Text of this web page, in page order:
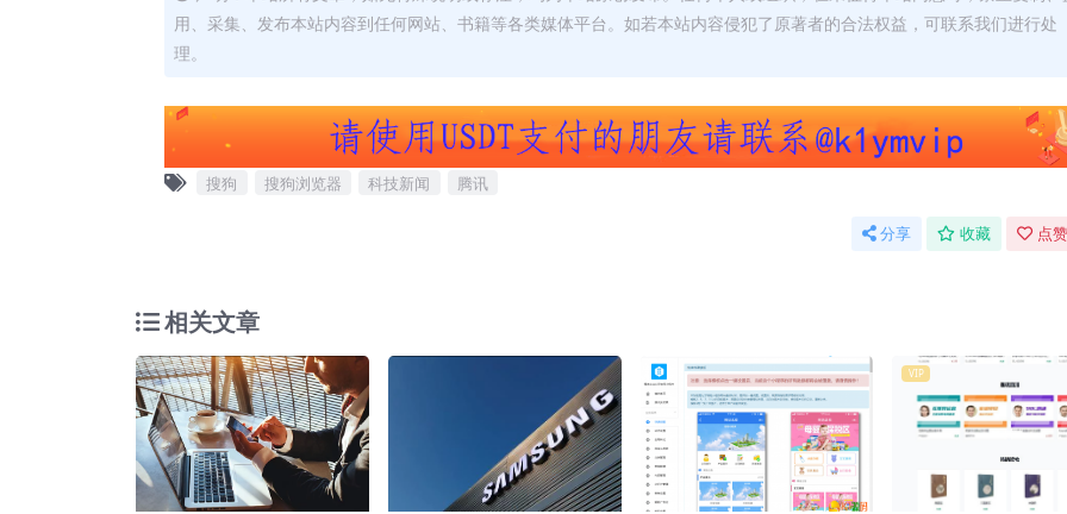
用、采集、发布本站内容到任何网站、书籍等各类媒体平台。如若本站内容侵犯了原著者的合法权益，可联系我们进行处
理。
搜狗 搜狗浏览器 科技新闻 腾讯
分享 收藏 点
相关文章
VIP